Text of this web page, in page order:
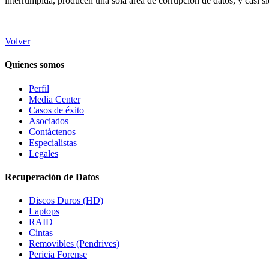
Volver
Quienes somos
Perfil
Media Center
Casos de éxito
Asociados
Contáctenos
Especialistas
Legales
Recuperación de Datos
Discos Duros (HD)
Laptops
RAID
Cintas
Removibles (Pendrives)
Pericia Forense